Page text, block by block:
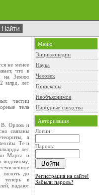
не менее
что в
на Землю
млрд. лет
частиц
тела
В. Орлов и
связаны
а
Те и
лет
Марса и
вплоть до
теперь в
падают
Меню
Энциклопедии
Наука
Человек
Гороскопы
Необъяснимое
Народные средства
Авторизация
Логин:
Пароль:
Регистрация на сайте!
Забыли пароль?